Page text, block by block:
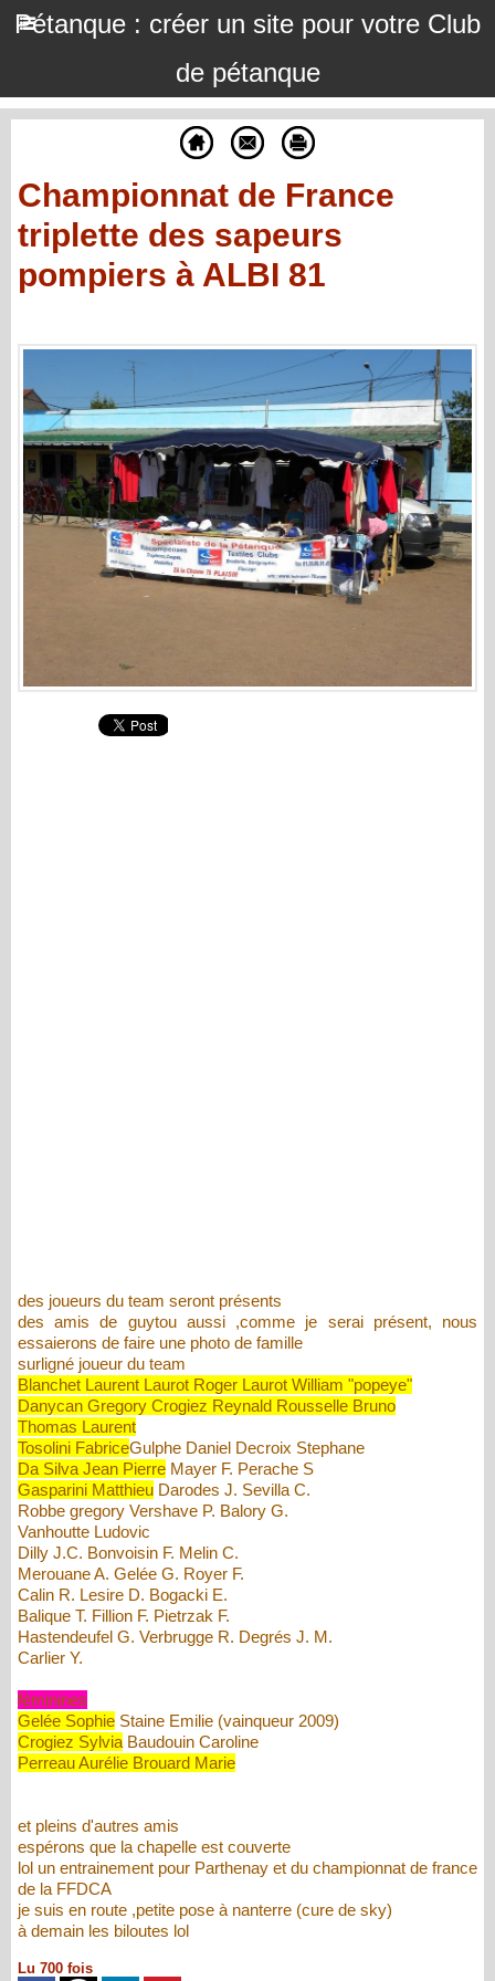
Pétanque : créer un site pour votre Club
de pétanque
Championnat de France
triplette des sapeurs
pompiers à ALBI 81
des joueurs du team seront présents
des amis de guytou aussi ,comme je serai présent, nous
essaierons de faire une photo de famille
surligné joueur du team
Blanchet Laurent Laurot Roger Laurot William "popeye"
Danycan Gregory Crogiez Reynald Rousselle Bruno
Thomas Laurent
Tosolini FabriceGulphe Daniel Decroix Stephane
Da Silva Jean Pierre Mayer F. Perache S
Gasparini Matthieu Darodes J. Sevilla C.
Robbe gregory Vershave P. Balory G.
Vanhoutte Ludovic
Dilly J.C. Bonvoisin F. Melin C.
Merouane A. Gelée G. Royer F.
Calin R. Lesire D. Bogacki E.
Balique T. Fillion F. Pietrzak F.
Hastendeufel G. Verbrugge R. Degrés J. M.
Carlier Y.
féminines
Gelée Sophie Staine Emilie (vainqueur 2009)
Crogiez Sylvia Baudouin Caroline
Perreau Aurélie Brouard Marie
et pleins d'autres amis
espérons que la chapelle est couverte
lol un entrainement pour Parthenay et du championnat de france
de la FFDCA
je suis en route ,petite pose à nanterre (cure de sky)
à demain les biloutes lol
Lu 700 fois